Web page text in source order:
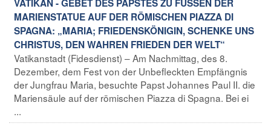
VATIKAN - GEBET DES PAPSTES ZU FÜSSEN DER
MARIENSTATUE AUF DER RÖMISCHEN PIAZZA DI
SPAGNA: „MARIA; FRIEDENSKÖNIGIN, SCHENKE UNS
CHRISTUS, DEN WAHREN FRIEDEN DER WELT“
Vatikanstadt (Fidesdienst) – Am Nachmittag, des 8.
Dezember, dem Fest von der Unbefleckten Empfängnis
der Jungfrau Maria, besuchte Papst Johannes Paul II. die
Mariensäule auf der römischen Piazza di Spagna. Bei ei
...